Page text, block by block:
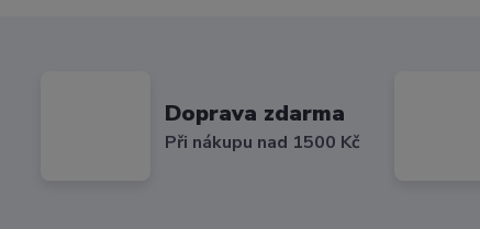
Doprava zdarma
Při nákupu nad 1500 Kč